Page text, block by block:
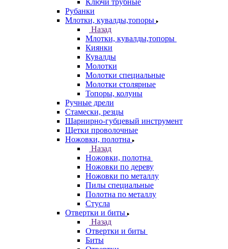
Ключи трубные
Рубанки
Млотки, кувалды,топоры
Назад
Млотки, кувалды,топоры
Киянки
Кувалды
Молотки
Молотки специальные
Молотки столярные
Топоры, колуны
Ручные дрели
Стамески, резцы
Шарнирно-губцевый инструмент
Щетки проволочные
Ножовки, полотна
Назад
Ножовки, полотна
Ножовки по дереву
Ножовки по металлу
Пилы специальные
Полотна по металлу
Стусла
Отвертки и биты
Назад
Отвертки и биты
Биты